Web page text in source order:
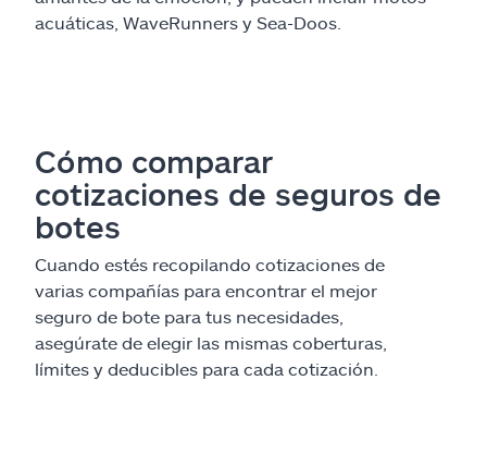
acuáticas, WaveRunners y Sea-Doos.
Cómo comparar
cotizaciones de seguros de
botes
Cuando estés recopilando cotizaciones de
varias compañías para encontrar el mejor
seguro de bote para tus necesidades,
asegúrate de elegir las mismas coberturas,
límites y deducibles para cada cotización.